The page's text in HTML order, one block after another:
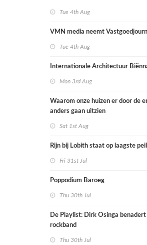
Tue 4th Aug
VMN media neemt
Tue 4th Aug
Internationale Architectuur
Mon 3rd Aug
Waarom onze huizen er door de
anders gaan uitzien
Sat 1st Aug
Rijn bij Lobith staat op laagste
Fri 31st Jul
Poppodium Baroeg
Thu 30th Jul
De Playlist: Dirk Osinga
rockband
Thu 30th Jul